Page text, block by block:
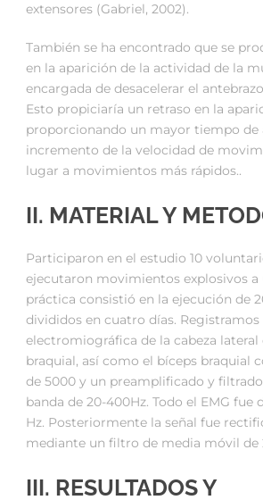
extensores (Gabriel, 2002).
También se ha encontrado que se
en la aparición de la actividad de la
encargada de desacelerar el
Esto propiciaría un retraso en la
proporcionando un mayor tiempo de
incremento de la velocidad de
lugar a movimientos más rápidos..
II. MATERIAL Y
Participaron en el estudio 10
ejecutaron movimientos explosivos a
práctica consistió en la ejecución de
divididos en cuatro días.
electromiográfica de la cabeza
braquial, así como el bíceps braquial
de 5000 y un preamplificado y
banda de 20-400Hz. Todo el EMG fue
Hz. Posteriormente la señal fue
mediante un filtro de media móvil de
III. RESULTADOS Y